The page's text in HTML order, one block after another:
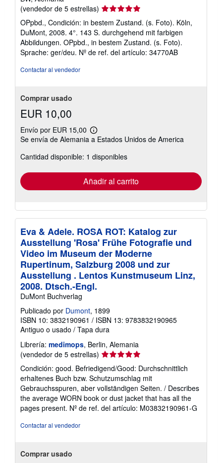
a
d
e
e
n
v
(vendedor de 5 estrellas) Calificación
del
vendedor:
5
de
5
OPpbd., Condición: in bestem Zustand. (s. Foto). Köln,
DuMont, 2008. 4°. 143 S. durchgehend mit farbigen
Abbildungen. OPpbd., in bestem Zustand. (s. Foto).
Sprache: ger/deu. Nº de ref. del artículo: 34770AB
Contactar al vendedor
Comprar usado
EUR 10,00
Envío por EUR 15,00
Más
información
las
tarifas
envío
Se envía de Alemania a Estados Unidos de America
Cantidad disponible: 1 disponibles
Añadir al carrito
Eva & Adele. ROSA ROT: Katalog zur
Ausstellung 'Rosa' Frühe Fotografie und
Video im Museum der Moderne
Rupertinum, Salzburg 2008 und zur
Ausstellung . Lentos Kunstmuseum Linz,
2008. Dtsch.-Engl.
DuMont Buchverlag
Publicado por Dumont, 1899
ISBN 10: 3832190961 / ISBN 13: 9783832190965
Antiguo o usado / Tapa dura
Librería: medimops, Berlin, Alemania
(vendedor de 5 estrellas) Calificación
vendedor:
5
de
5
estrellas
Condición: good. Befriedigend/Good: Durchschnittlich
erhaltenes Buch bzw. Schutzumschlag mit
Gebrauchsspuren, aber vollständigen Seiten. / Describes
the average WORN book or dust jacket that has all the
pages present. Nº de ref. del artículo: M03832190961-G
Contactar al vendedor
Comprar usado